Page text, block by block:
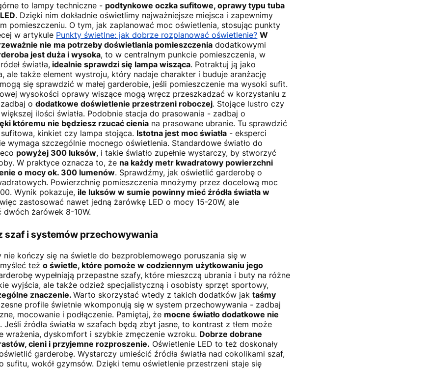
to lampy techniczne - podtynkowe oczka sufitowe, oprawy typu tuba
. Dzięki nim dokładnie oświetlimy najważniejsze miejsca i zapewnimy
pomieszczeniu. O tym, jak zaplanować moc oświetlenia, stosując punkty
w artykule Punkty świetlne: jak dobrze rozplanować oświetlenie? W
nie ma potrzeby doświetlania pomieszczenia dodatkowymi
jest duża i wysoka, to w centralnym punkcie pomieszczenia, w
światła, idealnie sprawdzi się lampa wisząca. Potraktuj ją jako
ale także element wystroju, który nadaje charakter i buduje aranżację
się sprawdzić w małej garderobie, jeśli pomieszczenie ma wysoki sufit.
wysokości oprawy wiszące mogą wręcz przeszkadzać w korzystaniu z
zadbaj ododatkowe doświetlenie przestrzeni roboczej. Stojące lustro czy
ilości światła. Podobnie stacja do prasowania - zadbaj o
któremu nie będziesz rzucać cienia na prasowane ubranie. Tu sprawdzić
kinkiet czy lampa stojąca. Istotna jest moc światła - eksperci
wymaga szczególnie mocnego oświetlenia. Standardowe światło do
powyżej 300 luksów, i takie światło zupełnie wystarczy, by stworzyć
W praktyce oznacza to, że na każdy metr kwadratowy powierzchni
o mocy ok. 300 lumenów. Sprawdźmy, jak oświetlić garderobę o
Powierzchnię pomieszczenia mnożymy przez docelową moc
Wynik pokazuje, ile luksów w sumie powinny mieć źródła światła w
zastosować nawet jedną żarówkę LED o mocy 15-20W, ale
żarówek 8-10W.
szaf i systemów przechowywania
nie kończy się na świetle do bezproblemowego poruszania się w
teżo świetle, które pomoże w codziennym użytkowaniu jego
wypełniają przepastne szafy, które mieszczą ubrania i buty na różne
wyjścia, ale także odzież specjalistyczną i osobisty sprzęt sportowy,
znaczenie.Warto skorzystać wtedy z takich dodatków jaktaśmy
profile świetnie wkomponują się w system przechowywania - zadbaj
mocowanie i podłączenie. Pamiętaj, że mocne światło dodatkowe nie
. Jeśli źródła światła w szafach będą zbyt jasne, to kontrast z tłem może
wrażenia, dyskomfort i szybkie zmęczenie wzroku. Dobrze dobrane
cieni i przyjemne rozproszenie. Oświetlenie LED to też doskonały
garderobę. Wystarczy umieścić źródła światła nad cokolikami szaf,
sufitu, wokół gzymsów. Dzięki temu oświetlenie przestrzeni staje się